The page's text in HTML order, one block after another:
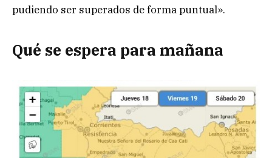
pudiendo ser superados de forma puntual».
Qué se espera para mañana